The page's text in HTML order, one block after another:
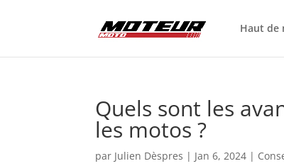
Haut de
Quels sont les
les motos ?
par Julien Dèspres | Jan 6, 2024 |